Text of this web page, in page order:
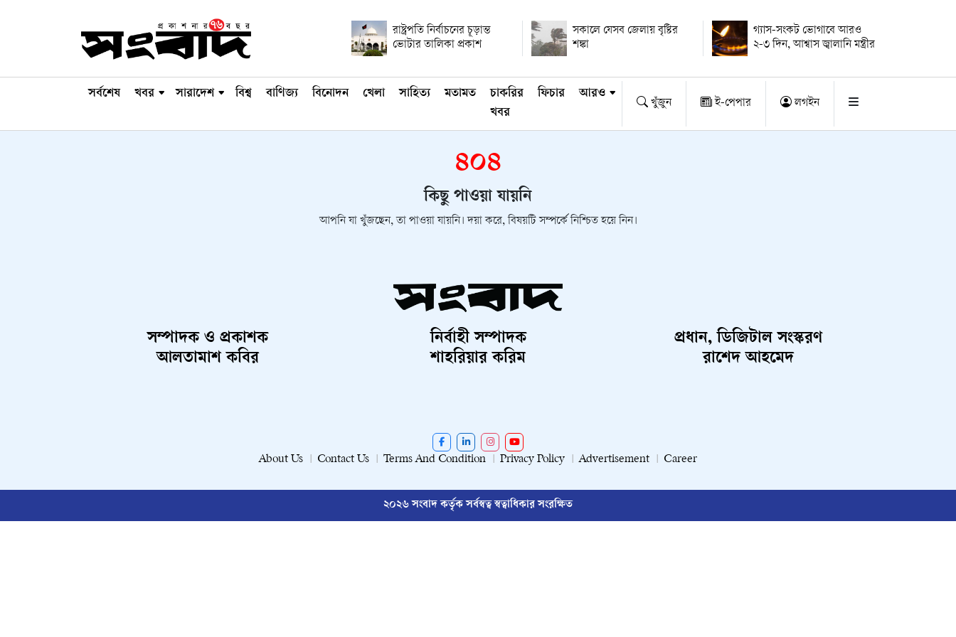
রাষ্ট্রপতি নির্বাচনের চূড়ান্ত
ভোটার তালিকা প্রকাশ
সকালে যেসব জেলায় বৃষ্টির
শঙ্কা
গ্যাস-সংকট ভোগাবে আরও
২-৩ দিন, আশ্বাস জ্বালানি মন্ত্রীর
সর্বশেষ খবর সারাদেশ বিশ্ব বাণিজ্য বিনোদন খেলা সাহিত্য মতামত
চাকরির
খবর
ফিচার আরও
খুঁজুন ই-পেপার লগইন
৪০৪
কিছু পাওয়া যায়নি
আপনি যা খুঁজছেন, তা পাওয়া যায়নি। দয়া করে, বিষয়টি সম্পর্কে নিশ্চিত হয়ে নিন।
সম্পাদক ও প্রকাশক
আলতামাশ কবির
নির্বাহী সম্পাদক
শাহরিয়ার করিম
প্রধান, ডিজিটাল সংস্করণ
রাশেদ আহমেদ
About Us Contact Us Terms And Condition Privacy Policy Advertisement Career
২০২৬ সংবাদ কর্তৃক সর্বস্বত্ব স্বত্বাধিকার সংরক্ষিত